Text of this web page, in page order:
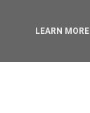
LEARN MORE